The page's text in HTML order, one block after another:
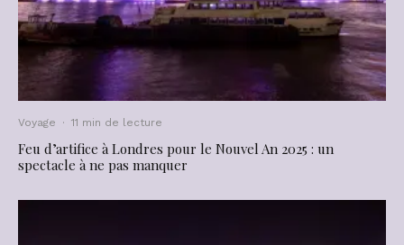
Voyage · 11 min de lecture
Feu d’artifice à Londres pour le Nouvel An 2025 : un
spectacle à ne pas manquer